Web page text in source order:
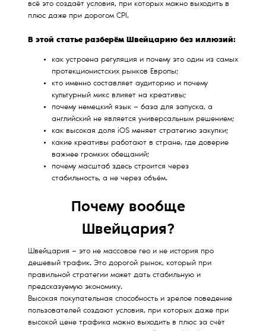
всё это создаёт условия, при которых можно выходить в
плюс даже при дорогом CPI.
В этой статье разберём Швейцарию без иллюзий:
как устроена регуляция и почему это один из самых
протекционистских рынков Европы;
кто именно составляет аудиторию и почему
культурный микс влияет на креативы;
почему немецкий язык — база для запуска, а
английский не является универсальным решением;
как высокая доля iOS меняет стратегию закупки;
какие креативы работают в стране, где доверие
важнее громких обещаний;
почему масштаб здесь строится через
стабильность, а не через объём.
Почему вообще
Швейцария?
Швейцария — это не массовое гео и не история про
дешевый трафик. Это дорогой рынок, который при
правильной стратегии может дать стабильную и
предсказуемую экономику.
Высокая покупательная способность и зрелое поведение
пользователей создают условия, при которых даже при
высокой цене трафика можно выходить в плюс за счёт